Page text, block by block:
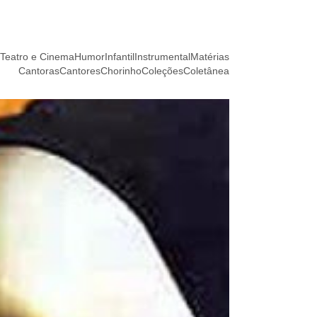
Teatro e CinemaHumorInfantilInstrumentalMatérias
CantorasCantoresChorinhoColeçõesColetânea